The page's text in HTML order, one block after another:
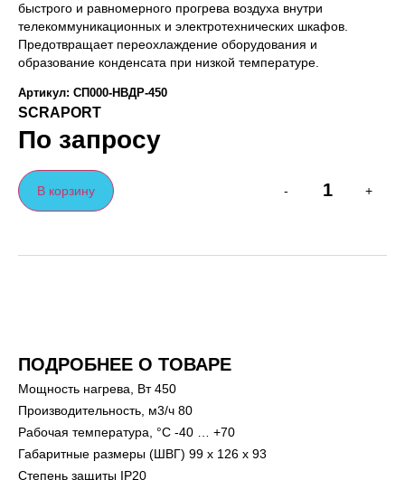
быстрого и равномерного прогрева воздуха внутри
телекоммуникационных и электротехнических шкафов.
Предотвращает переохлаждение оборудования и
образование конденсата при низкой температуре.
Артикул: СП000-НВДР-450
SCRAPORT
По запросу
- +
В корзину
ПОДРОБНЕЕ О ТОВАРЕ
Мощность нагрева, Вт 450
Производительность, м3/ч 80
Рабочая температура, °С -40 … +70
Габаритные размеры (ШВГ) 99 х 126 х 93
Степень защиты IP20